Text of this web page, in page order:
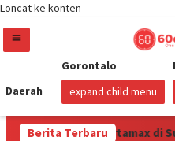
Loncat ke konten
Daerah
Gorontalo
expand child menu
Berita Terbaru
Harga Pertamax di